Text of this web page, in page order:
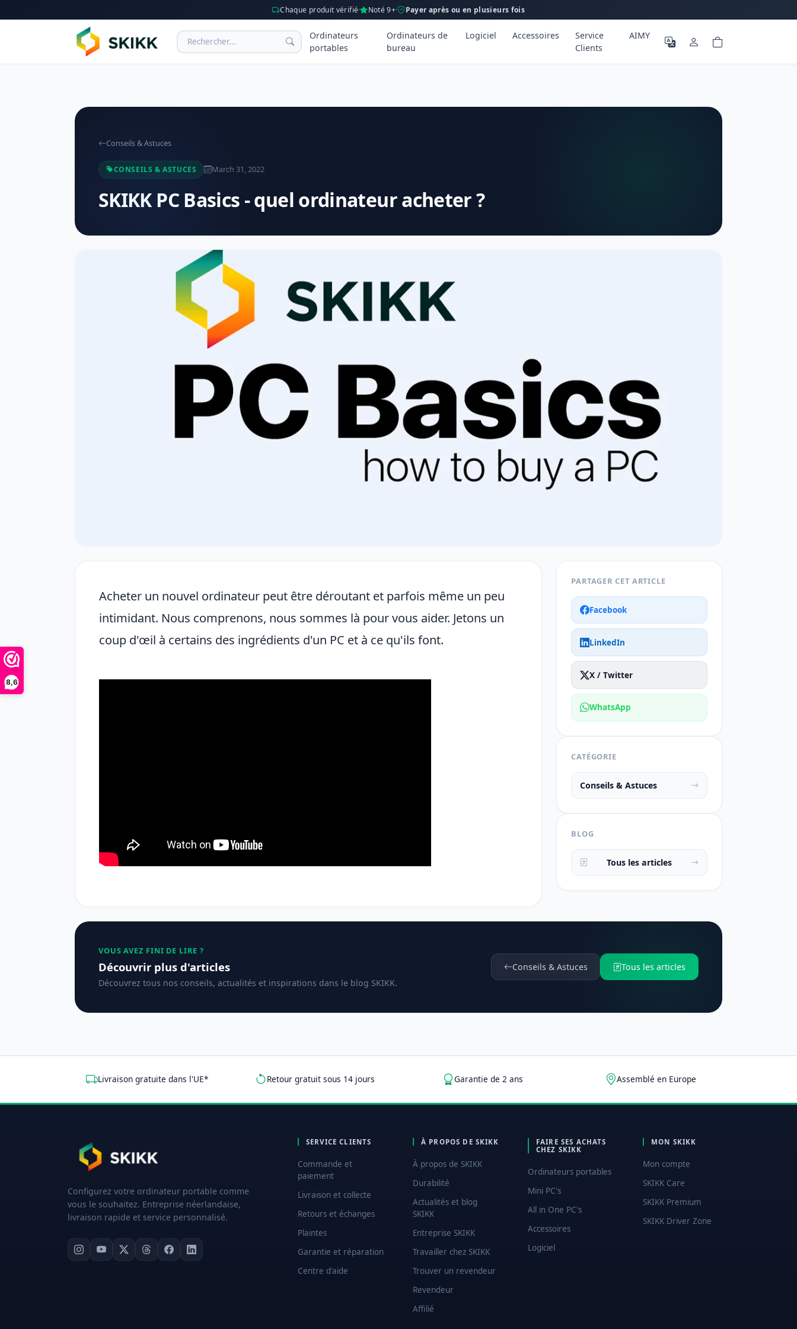
8,6
Chaque produit vérifié Noté 9+ Payer après ou en plusieurs fois
Ordinateurs
portables
Ordinateurs de
bureau
Logiciel Accessoires
Service
Clients
AIMY
Conseils & Astuces
CONSEILS & ASTUCES March 31, 2022
SKIKK PC Basics - quel ordinateur acheter ?
Acheter un nouvel ordinateur peut être déroutant et parfois même un peu
intimidant. Nous comprenons, nous sommes là pour vous aider. Jetons un
coup d'œil à certains des ingrédients d'un PC et à ce qu'ils font.
PARTAGER CET ARTICLE
Facebook
LinkedIn
X / Twitter
WhatsApp
CATÉGORIE
Conseils & Astuces
BLOG
Tous les articles
VOUS AVEZ FINI DE LIRE ?
Découvrir plus d'articles
Découvrez tous nos conseils, actualités et inspirations dans le blog SKIKK.
Conseils & Astuces Tous les articles
Livraison gratuite dans l'UE* Retour gratuit sous 14 jours Garantie de 2 ans Assemblé en Europe
Configurez votre ordinateur portable comme
vous le souhaitez. Entreprise néerlandaise,
livraison rapide et service personnalisé.
SERVICE CLIENTS
Commande et
paiement
Livraison et collecte
Retours et échanges
Plaintes
Garantie et réparation
Centre d'aide
À PROPOS DE SKIKK
À propos de SKIKK
Durabilité
Actualités et blog
SKIKK
Entreprise SKIKK
Travailler chez SKIKK
Trouver un revendeur
Revendeur
Affilié
FAIRE SES ACHATS
CHEZ SKIKK
Ordinateurs portables
Mini PC's
All in One PC's
Accessoires
Logiciel
MON SKIKK
Mon compte
SKIKK Care
SKIKK Premium
SKIKK Driver Zone